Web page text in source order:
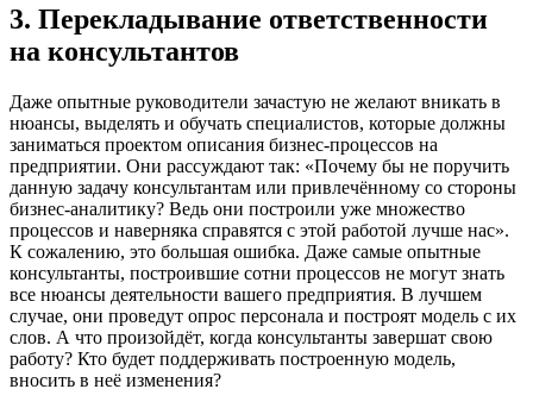
3. Перекладывание ответственности
на консультантов
Даже опытные руководители зачастую не желают вникать в
нюансы, выделять и обучать специалистов, которые должны
заниматься проектом описания бизнес-процессов на
предприятии. Они рассуждают так: «Почему бы не поручить
данную задачу консультантам или привлечённому со стороны
бизнес-аналитику? Ведь они построили уже множество
процессов и наверняка справятся с этой работой лучше нас».
К сожалению, это большая ошибка. Даже самые опытные
консультанты, построившие сотни процессов не могут знать
все нюансы деятельности вашего предприятия. В лучшем
случае, они проведут опрос персонала и построят модель с их
слов. А что произойдёт, когда консультанты завершат свою
работу? Кто будет поддерживать построенную модель,
вносить в неё изменения?